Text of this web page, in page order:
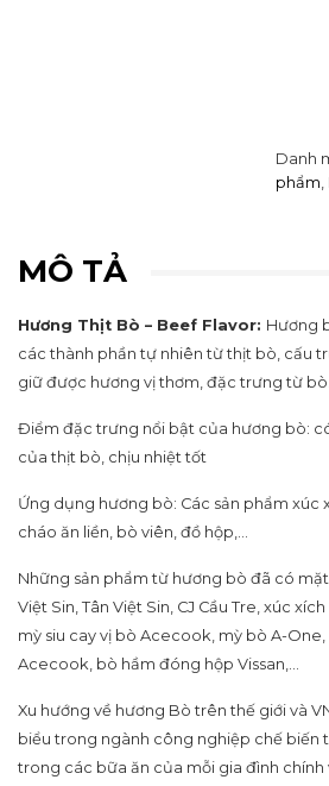
Danh
phẩm,
MÔ TẢ
Hương Thịt Bò – Beef Flavor: Hương
các thành phần tự nhiên từ thịt bò, cấu
giữ được hương vị thơm, đặc trưng từ bò.
Điểm đặc trưng nổi bật của hương bò:
của thịt bò, chịu nhiệt tốt
Ứng dụng hương bò: Các sản phẩm xúc
cháo ăn liền, bò viên, đồ hộp,…
Những sản phẩm từ hương bò đã có
Việt Sin, Tân Việt Sin, CJ Cầu Tre, xúc
mỳ siu cay vị bò Acecook, mỳ bò A-One,
Acecook, bò hầm đóng hộp Vissan,…
Xu hướng về hương Bò trên thế giới và
biểu trong ngành công nghiệp chế biến
trong các bữa ăn của mỗi gia đình chính